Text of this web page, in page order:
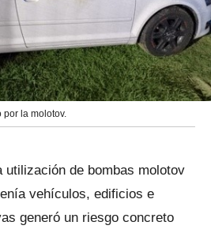
por la molotov.
utilización de bombas molotov
vehículos, edificios e
generó un riesgo concreto